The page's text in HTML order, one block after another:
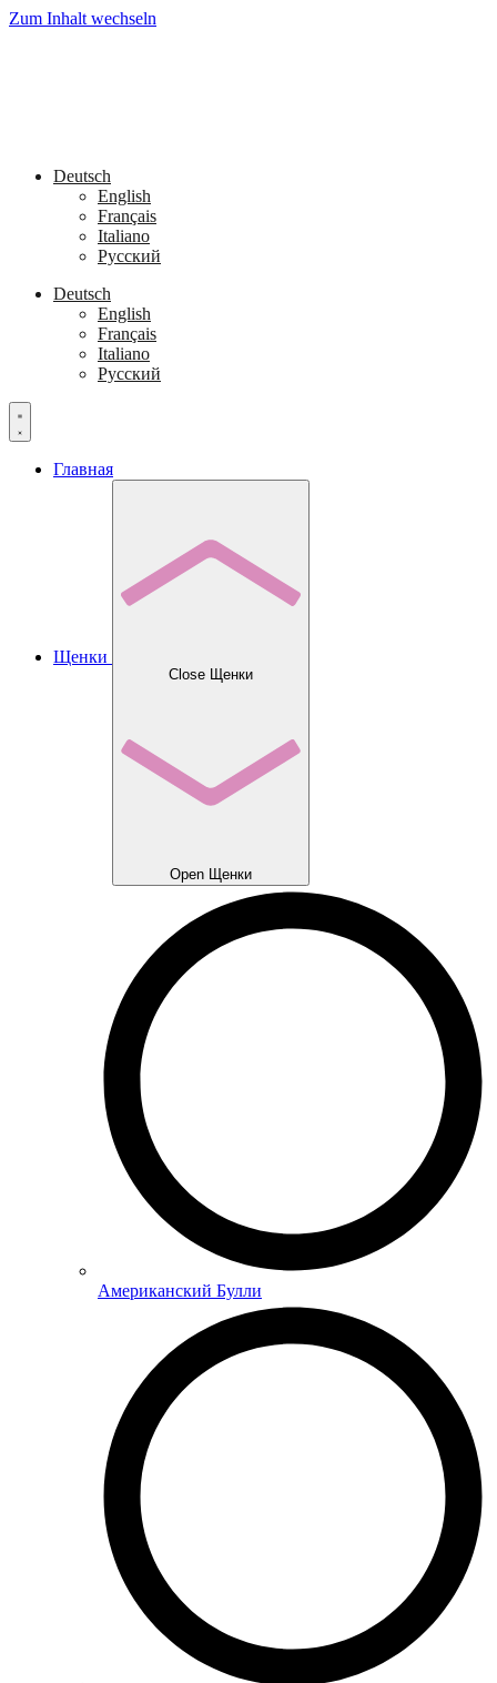
Zum Inhalt wechseln
Deutsch
English
Français
Italiano
Русский
Deutsch
English
Français
Italiano
Русский
Главная
Щенки
Close Щенки
Open Щенки
Американский Булли